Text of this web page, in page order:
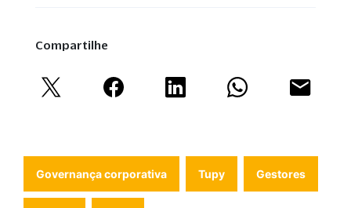
Compartilhe
Governança corporativa Tupy Gestores